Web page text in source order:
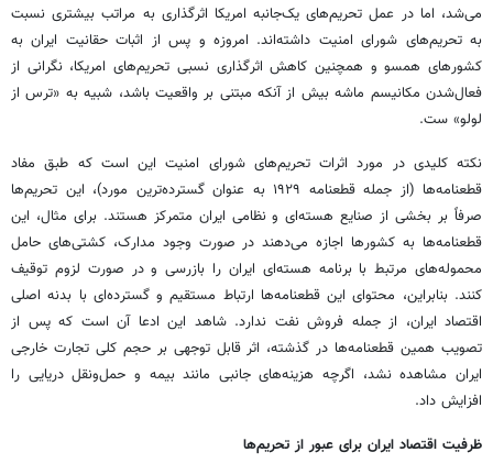
می‌شد، اما در عمل تحریم‌های یک‌جانبه امریکا اثرگذاری به مراتب بیشتری نسبت
به تحریم‌های شورای امنیت داشته‌اند. امروزه و پس از اثبات حقانیت ایران به
کشورهای همسو و همچنین کاهش اثرگذاری نسبی تحریم‌های امریکا، نگرانی از
فعال‌شدن مکانیسم ماشه بیش از آنکه مبتنی بر واقعیت باشد، شبیه به «ترس از
لولو» ست.
نکته کلیدی در مورد اثرات تحریم‌های شورای امنیت این است که طبق مفاد
قطعنامه‌ها (از جمله قطعنامه ۱۹۲۹ به عنوان گسترده‌ترین مورد)، این تحریم‌ها
صرفاً بر بخشی از صنایع هسته‌ای و نظامی ایران متمرکز هستند. برای مثال، این
قطعنامه‌ها به کشورها اجازه می‌دهند در صورت وجود مدارک، کشتی‌های حامل
محموله‌های مرتبط با برنامه هسته‌ای ایران را بازرسی و در صورت لزوم توقیف
کنند. بنابراین، محتوای این قطعنامه‌ها ارتباط مستقیم و گسترده‌ای با بدنه اصلی
اقتصاد ایران، از جمله فروش نفت ندارد. شاهد این ادعا آن است که پس از
تصویب همین قطعنامه‌ها در گذشته، اثر قابل توجهی بر حجم کلی تجارت خارجی
ایران مشاهده نشد، اگرچه هزینه‌های جانبی مانند بیمه و حمل‌ونقل دریایی را
افزایش داد.
ظرفیت اقتصاد ایران برای عبور از تحریم‌ها